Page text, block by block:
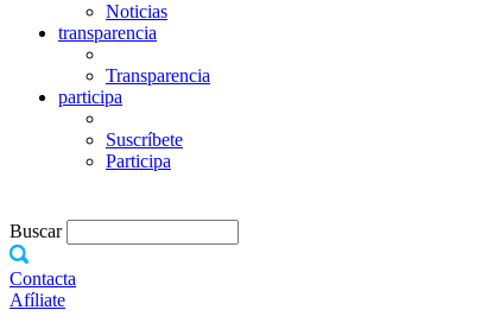
Noticias
transparencia
Transparencia
participa
Suscríbete
Participa
Buscar
Contacta
Afíliate